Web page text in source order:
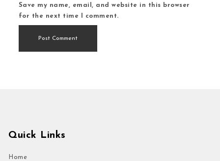
Save my name, email, and website in this browser
for the next time I comment.
Quick Links
Home